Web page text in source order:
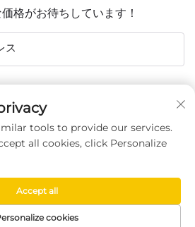
格がお待ちしています！
ス
Packaging Technology Co.,
tools to provide our services.
all cookies, click Personalize
cookies
Accept all